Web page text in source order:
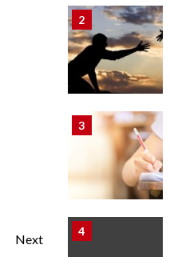
Next
2
3
4